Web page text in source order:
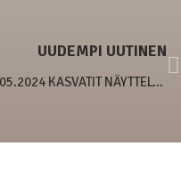
UUDEMPI UUTINEN
04.05.2024 KASVATIT NÄYTTELYISSÄ